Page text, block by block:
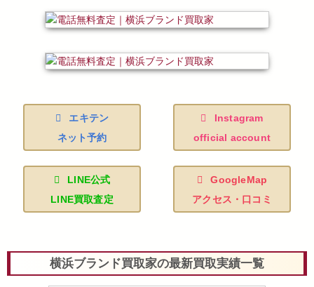
エキテン
ネット予約
Instagram
official account
LINE公式
LINE買取査定
GoogleMap
アクセス・口コミ
横浜ブランド買取家の最新買取実績一覧